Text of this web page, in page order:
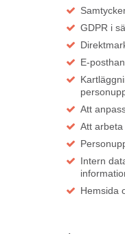
GDPR i
E-
Att
Att
Intern
Hemsida